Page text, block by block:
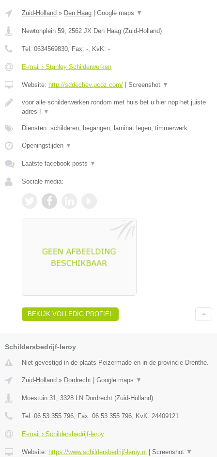
Zuid-Holland » Den Haag Google maps ▼
Newtonplein 59, 2562 JX Den Haag (Zuid-Holland)
Tel: 0634569830, Fax: -, KvK: -
E-mail › Stanley Schilderwerken
Website: http://sddechev.ucoz.com/ Screenshot ▼
voor alle schilderwerken rondom met huis bet u hier nop het juiste
adres ! ▼
Diensten: schilderen, begangen, laminat legen, timmerwerk
Openingstijden ▼
Laatste facebook posts ▼
Sociale media:
BEKIJK VOLLEDIG PROFIEL
Schildersbedrijf-leroy
Niet gevestigd in de plaats Peizermade en in de provincie Drenthe.
Zuid-Holland » Dordrecht Google maps ▼
Moestuin 31 3328 LN Dordrecht (Zuid-Holland)
Tel: 06 53 355 796 , Fax: 06 53 355 796 , KvK: 24409121
E-mail › Schildersbedrijf-leroy
Website: https://www.schildersbedrijf-leroy.nl Screenshot ▼